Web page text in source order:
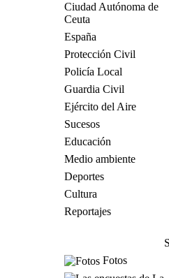
Ciudad Autónoma de
Ceuta
España
Protección Civil
Policía Local
Guardia Civil
Ejército del Aire
Sucesos
Educación
Medio ambiente
Deportes
Cultura
Reportajes
Fotos